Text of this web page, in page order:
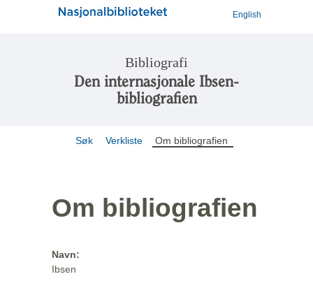
English
Bibliografi
Den internasjonale Ibsen-
bibliografien
Søk Verkliste Om bibliografien
Om bibliografien
Navn:
Ibsen